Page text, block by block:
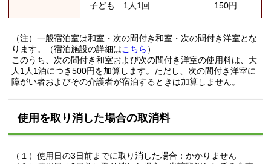
子ども 1人1回 150円
（注）一般宿泊室は和室・次の間付き和室・次の間付き洋室とな
ります。（宿泊施設の詳細はこちら ）
このうち、次の間付き和室および次の間付き洋室の使用料は、大
人1人1泊につき500円を加算します。ただし、次の間付き洋室に
障がい者およびその介護者が宿泊するときは加算しません。
使用を取り消した場合の取消料
（１）使用日の3日前までに取り消した場合：かかりません